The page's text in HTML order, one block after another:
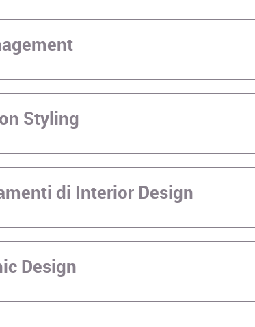
Styling
di Interior Design
Design